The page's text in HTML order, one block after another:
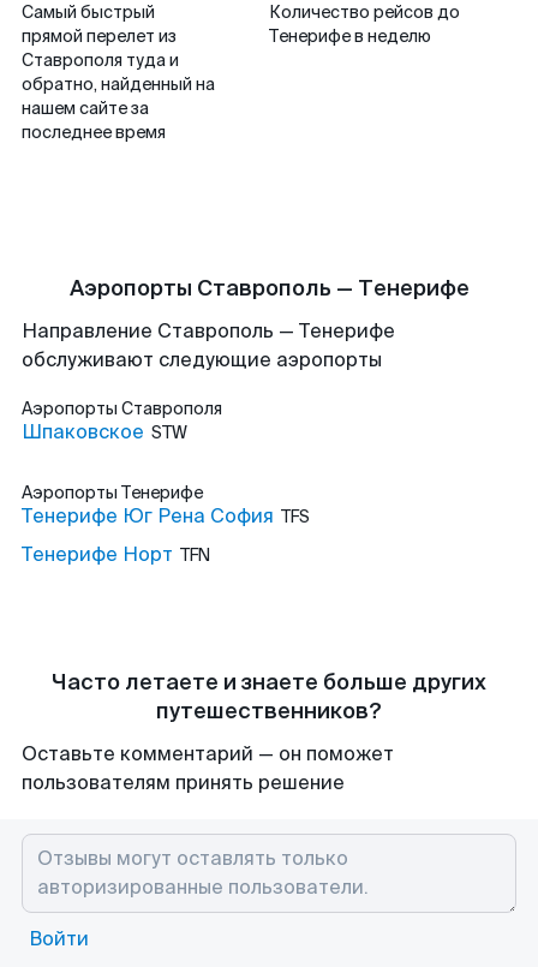
Самый быстрый
прямой перелет из
Ставрополя туда и
обратно, найденный на
нашем сайте за
последнее время
Количество рейсов до
Тенерифе в неделю
Аэропорты Ставрополь — Тенерифе
Направление Ставрополь — Тенерифе
обслуживают следующие аэропорты
Аэропорты Ставрополя
Шпаковское STW
Аэропорты Тенерифе
Тенерифе Юг Рена София TFS
Тенерифе Норт TFN
Часто летаете и знаете больше других
путешественников?
Оставьте комментарий — он поможет
пользователям принять решение
Войти